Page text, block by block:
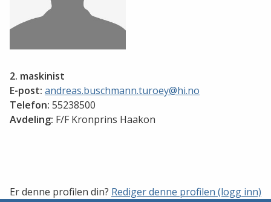
2. maskinist
E-post: andreas.buschmann.turoey@hi.no
Telefon: 55238500
Avdeling: F/F Kronprins Haakon
Er denne profilen din? Rediger denne profilen (logg inn)